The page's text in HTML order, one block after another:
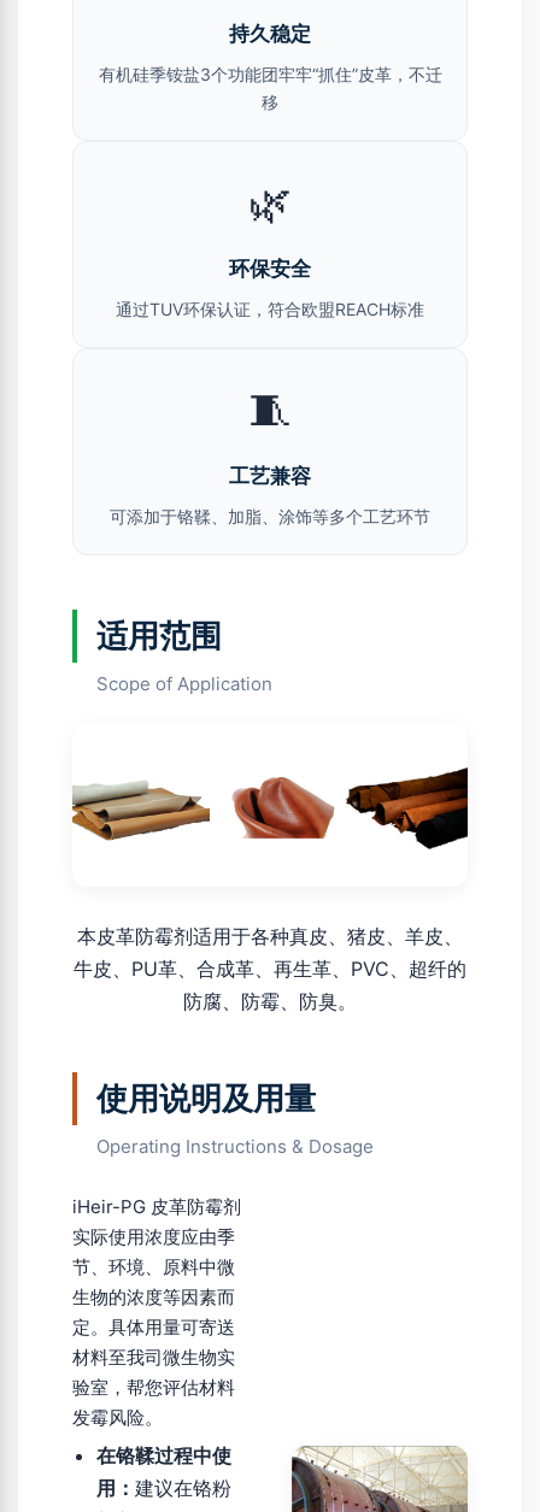
持久稳定
有机硅季铵盐3个功能团牢牢“抓住”皮革，不迁
移
🌿
环保安全
通过TUV环保认证，符合欧盟REACH标准
🧵
工艺兼容
可添加于铬鞣、加脂、涂饰等多个工艺环节
适用范围
Scope of Application
本皮革防霉剂适用于各种真皮、猪皮、羊皮、
牛皮、PU革、合成革、再生革、PVC、超纤的
防腐、防霉、防臭。
使用说明及用量
Operating Instructions & Dosage
iHeir-PG 皮革防霉剂
实际使用浓度应由季
节、环境、原料中微
生物的浓度等因素而
定。具体用量可寄送
材料至我司微生物实
验室，帮您评估材料
发霉风险。
在铬鞣过程中使
用： 建议在铬粉